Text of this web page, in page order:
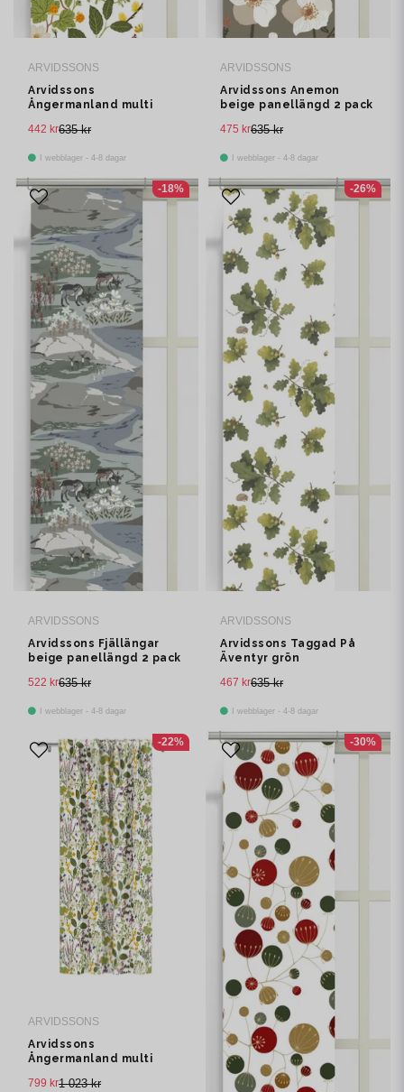
ARVIDSSONS
Arvidssons
Ångermanland multi
635 kr
442 kr
I webblager - 4-8 dagar
ARVIDSSONS
Arvidssons Anemon
beige panellängd 2 pack
635 kr
475 kr
I webblager - 4-8 dagar
ARVIDSSONS
Arvidssons Fjällängar
beige panellängd 2 pack
635 kr
522 kr
I webblager - 4-8 dagar
-18%
ARVIDSSONS
Arvidssons Taggad På
Äventyr grön
635 kr
467 kr
I webblager - 4-8 dagar
-26%
ARVIDSSONS
Arvidssons
Ångermanland multi
1 023 kr
799 kr
-22% -30%